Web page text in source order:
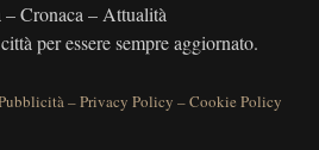
– Cronaca – Attualità
per essere sempre aggiornato.
–Privacy Policy –Cookie Policy